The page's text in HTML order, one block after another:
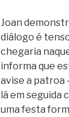
Joan
diálogo é
chegaria
informa que
avise a patroa
lá em seguida
uma festa